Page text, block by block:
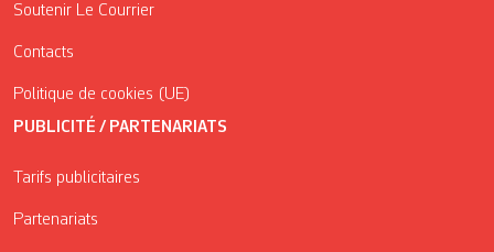
Soutenir Le Courrier
Contacts
Politique de cookies (UE)
PUBLICITÉ / PARTENARIATS
Tarifs publicitaires
Partenariats